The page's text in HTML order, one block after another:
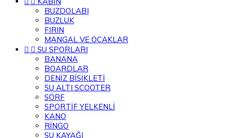
BUZDOLABI
BUZLUK
FIRIN
MANGAL VE OCAKLAR
  SU SPORLARI
BANANA
BOARDLAR
DENİZ BİSİKLETİ
SU ALTI SCOOTER
SÖRF
SPORTİF YELKENLİ
KANO
RİNGO
SU KAYAĞI